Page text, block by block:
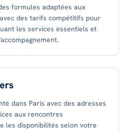
formules adaptées aux
des tarifs compétitifs pour
les services essentiels et
dans Paris avec des adresses
aux rencontres
les disponibilités selon votre